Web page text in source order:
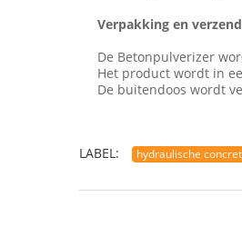
Verpakking en
De Betonpulverizer
Het product wordt in
De buitendoos wordt
LABEL: hydraulische